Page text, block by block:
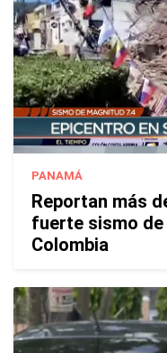
PANAMÁ
Reportan más
fuerte sismo de
Colombia